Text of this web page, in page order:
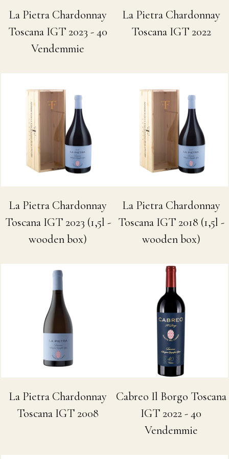
La Pietra Chardonnay
Toscana IGT 2023 - 40
Vendemmie
La Pietra Chardonnay
Toscana IGT 2022
La Pietra Chardonnay
Toscana IGT 2023 (1,5l -
wooden box)
La Pietra Chardonnay
Toscana IGT 2018 (1,5l -
wooden box)
La Pietra Chardonnay
Toscana IGT 2008
Cabreo Il Borgo Toscana
IGT 2022 - 40
Vendemmie